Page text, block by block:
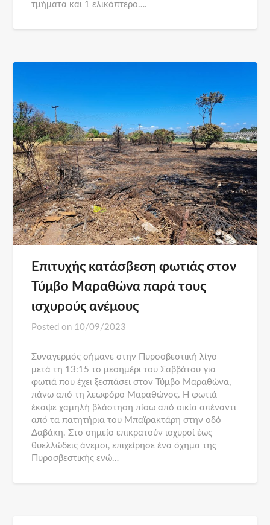
τμήματα και 1 ελικόπτερο….
Επιτυχής κατάσβεση φωτιάς στον
Τύμβο Μαραθώνα παρά τους
ισχυρούς ανέμους
Posted on 10/09/2023
Συναγερμός σήμανε στην Πυροσβεστική λίγο
μετά τη 13:15 το μεσημέρι του Σαββάτου για
φωτιά που έχει ξεσπάσει στον Τύμβο Μαραθώνα,
πάνω από τη λεωφόρο Μαραθώνος. H φωτιά
έκαψε χαμηλή βλάστηση πίσω από οικία απέναντι
από τα πατητήρια του Μπαϊρακτάρη στην οδό
Δαβάκη. Στο σημείο επικρατούν ισχυροί έως
θυελλώδεις άνεμοι, επιχείρησε ένα όχημα της
Πυροσβεστικής ενώ…